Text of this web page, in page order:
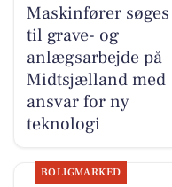
Maskinfører søges
til grave- og
anlægsarbejde på
Midtsjælland med
ansvar for ny
teknologi
BOLIGMARKED